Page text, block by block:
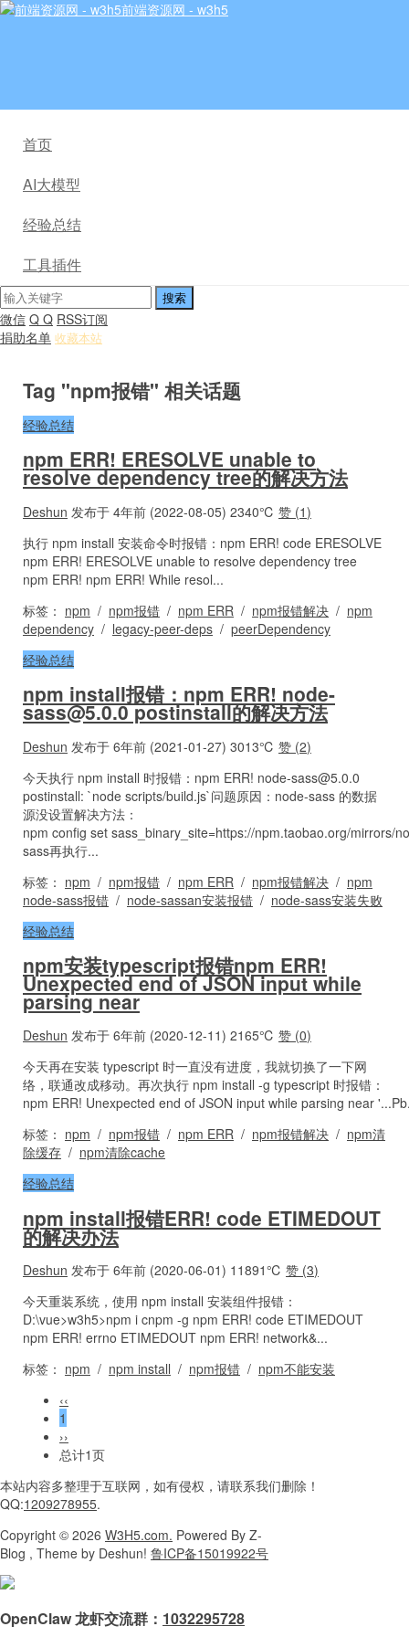
前端资源网 - w3h5
首页
AI大模型
经验总结
工具插件
微信 Q Q RSS订阅
捐助名单 收藏本站
Tag "npm报错" 相关话题
经验总结
npm ERR! ERESOLVE unable to
resolve dependency tree的解决方法
Deshun 发布于 4年前 (2022-08-05) 2340℃ 赞 (1)
执行 npm install 安装命令时报错：npm ERR! code ERESOLVE
npm ERR! ERESOLVE unable to resolve dependency tree
npm ERR! npm ERR! While resol...
标签： npm / npm报错 / npm ERR / npm报错解决 / npm
dependency / legacy-peer-deps / peerDependency
经验总结
npm install报错：npm ERR! node-
sass@5.0.0postinstall的解决方法
Deshun 发布于 6年前 (2021-01-27) 3013℃ 赞 (2)
今天执行 npm install 时报错：npm ERR! node-sass@5.0.0
postinstall: `node scripts/build.js`问题原因：node-sass 的数据
源没设置解决方法：
npm config set sass_binary_site=https://npm.taobao.org/mirrors/
sass再执行...
标签： npm / npm报错 / npm ERR / npm报错解决 / npm
node-sass报错 / node-sassan安装报错 / node-sass安装失败
经验总结
npm安装typescript报错npm ERR!
Unexpected end of JSON input while
parsing near
Deshun 发布于 6年前 (2020-12-11) 2165℃ 赞 (0)
今天再在安装 typescript 时一直没有进度，我就切换了一下网
络，联通改成移动。再次执行 npm install -g typescript 时报错：
npm ERR! Unexpected end of JSON input while parsing near
标签： npm / npm报错 / npm ERR / npm报错解决 / npm清
除缓存 / npm清除cache
经验总结
npm install报错ERR! code ETIMEDOUT
的解决办法
Deshun 发布于 6年前 (2020-06-01) 11891℃ 赞 (3)
今天重装系统，使用 npm install 安装组件报错：
D:\vue>w3h5>npm i cnpm -g npm ERR! code ETIMEDOUT
npm ERR! errno ETIMEDOUT npm ERR! network&...
标签： npm / npm install / npm报错 / npm不能安装
‹‹
1
››
总计1页
本站内容多整理于互联网， 如有侵权，请联系我们删除！
QQ:1209278955.
Copyright © 2026 W3H5.com. Powered By Z-
Blog , Theme by Deshun! 鲁ICP备15019922号
OpenClaw 龙虾交流群： 1032295728